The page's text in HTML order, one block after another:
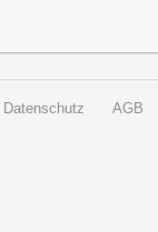
Datenschutz AGB